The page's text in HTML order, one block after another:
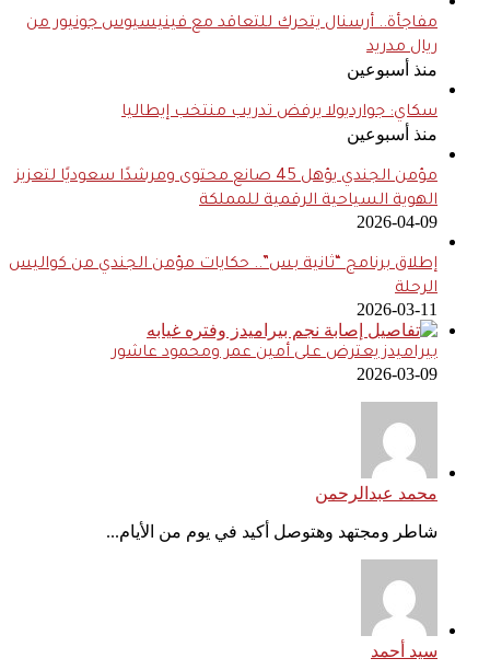
مفاجأة.. أرسنال يتحرك للتعاقد مع فينيسيوس جونيور من
ريال مدريد
منذ أسبوعين
سكاي: جوارديولا يرفض تدريب منتخب إيطاليا
منذ أسبوعين
مؤمن الجندي يؤهل 45 صانع محتوى ومرشدًا سعوديًا لتعزيز
الهوية السياحية الرقمية للمملكة
2026-04-09
إطلاق برنامج “ثانية بس”.. حكايات مؤمن الجندي من كواليس
الرحلة
2026-03-11
بيراميدز يعترض على أمين عمر ومحمود عاشور
2026-03-09
محمد عبدالرحمن
شاطر ومجتهد وهتوصل أكيد في يوم من الأيام...
سيد أحمد